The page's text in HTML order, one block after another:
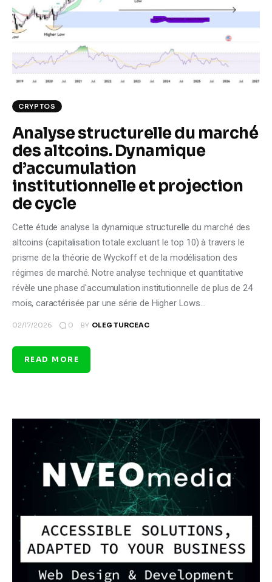
Climate
Markets
Tech
Reports
Shop
CRYPTOS
Analyse structurelle du marché
des altcoins. Dynamique
d’accumulation
institutionnelle et projection
de cycle
Cette étude analyse la dynamique structurelle du marché des
altcoins (capitalisation totale excluant le top 10) à travers le
prisme de la théorie de Wyckoff et de la modélisation des
régimes de marché. Notre analyse technique et quantitative
révèle une phase d'accumulation institutionnelle de plus de 24
mois, caractérisée par une série de Higher Lows…
02/17/2026 0 BY OLEG TURCEAC
READ MORE